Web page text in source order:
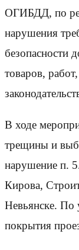
ОГИБДД, по
нарушения
безопасности
товаров,
В ходе
трещины и
нарушение п.
Кирова,
Невьянске. По
покрытия